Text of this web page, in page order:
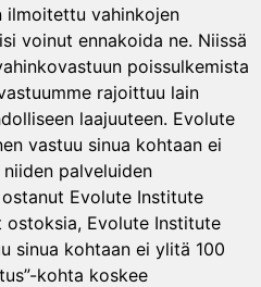
ilmoitettu vahinkojen
voinut ennakoida ne. Niissä
poissulkemista
rajoittuu lain
laajuuteen. Evolute
vastuu sinua kohtaan ei
palveluiden
Evolute Institute
ostoksia, Evolute Institute
sinua kohtaan ei ylitä 100
kohta koskee